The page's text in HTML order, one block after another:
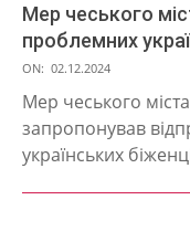
Мер чеського
проблемних
2024-
12-
ON: 02.12.2024
Мер чеського
запропонував
українських